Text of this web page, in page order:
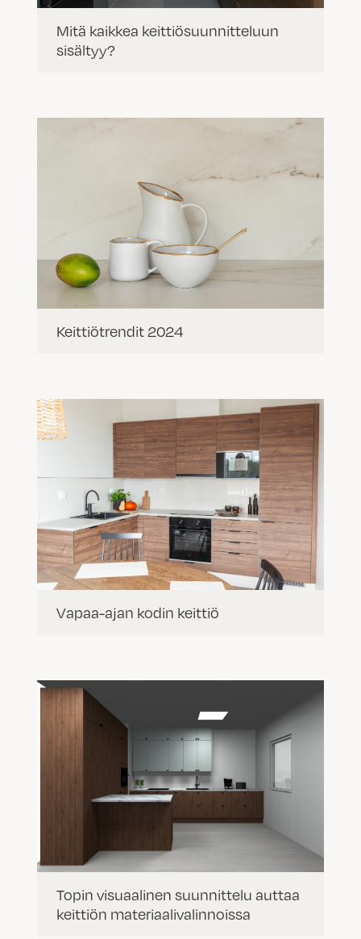
Mitä kaikkea keittiösuunnitteluun
sisältyy?
Keittiötrendit 2024
Vapaa-ajan kodin keittiö
Topin visuaalinen suunnittelu auttaa
keittiön materiaalivalinnoissa